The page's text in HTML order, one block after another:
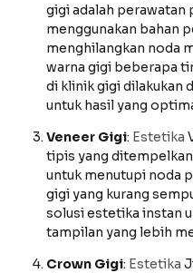
gigi adalah perawatan
menggunakan bahan
menghilangkan noda
warna gigi beberapa
di klinik gigi dilakukan
untuk hasil yang
Veneer Gigi: Estetika
tipis yang
untuk menutupi noda
gigi yang kurang
solusi estetika instan
tampilan yang lebih
Crown Gigi: Estetika